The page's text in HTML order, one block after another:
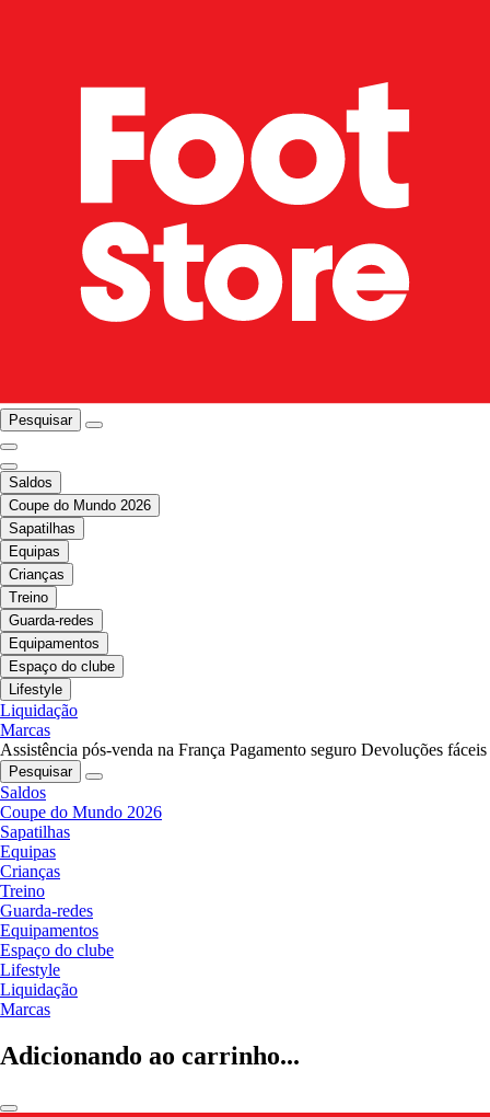
Pesquisar
Saldos
Coupe do Mundo 2026
Sapatilhas
Equipas
Crianças
Treino
Guarda-redes
Equipamentos
Espaço do clube
Lifestyle
Liquidação
Marcas
Assistência pós-venda na França Pagamento seguro Devoluções fáceis
Pesquisar
Saldos
Coupe do Mundo 2026
Sapatilhas
Equipas
Crianças
Treino
Guarda-redes
Equipamentos
Espaço do clube
Lifestyle
Liquidação
Marcas
Adicionando ao carrinho...